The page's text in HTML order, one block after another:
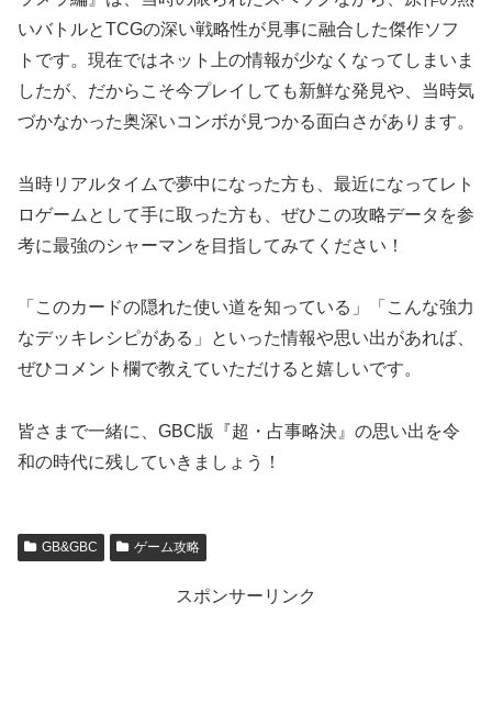
いバトルとTCGの深い戦略性が見事に融合した傑作ソフ
トです。現在ではネット上の情報が少なくなってしまいま
したが、だからこそ今プレイしても新鮮な発見や、当時気
づかなかった奥深いコンボが見つかる面白さがあります。
当時リアルタイムで夢中になった方も、最近になってレト
ロゲームとして手に取った方も、ぜひこの攻略データを参
考に最強のシャーマンを目指してみてください！
「このカードの隠れた使い道を知っている」「こんな強力
なデッキレシピがある」といった情報や思い出があれば、
ぜひコメント欄で教えていただけると嬉しいです。
皆さまで一緒に、GBC版『超・占事略決』の思い出を令
和の時代に残していきましょう！
GB&GBC ゲーム攻略
スポンサーリンク